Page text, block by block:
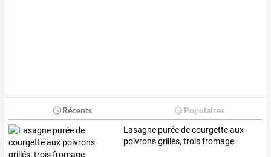
Récents Populaires
Lasagne purée de courgette aux
poivrons grillés, trois fromage